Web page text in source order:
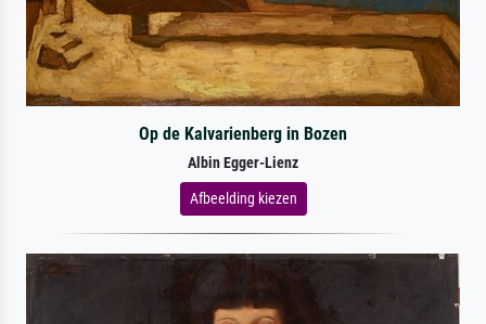
Op de Kalvarienberg in Bozen
Albin Egger-Lienz
Afbeelding kiezen